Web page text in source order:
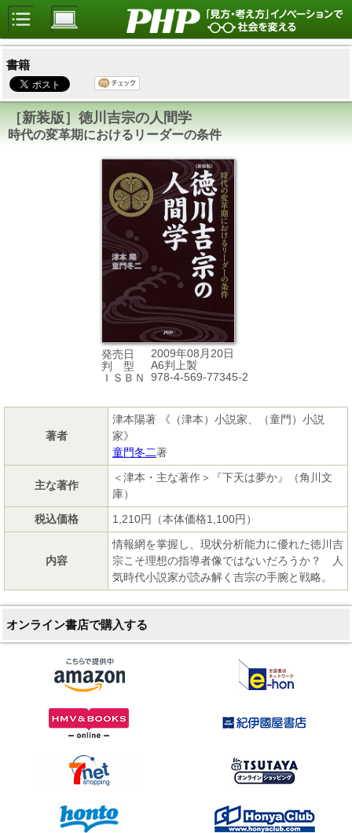
書籍
［新装版］徳川吉宗の人間学
時代の変革期におけるリーダーの条件
発売日
2009年08月20日
判 型
A6判上製
ＩＳＢＮ
978-4-569-77345-2
著者
津本陽著 《（津本）小説家、（童門）小説
家》
童門冬二著
主な著作
＜津本・主な著作＞『下天は夢か』（角川文
庫）
税込価格
1,210円（本体価格1,100円）
内容
情報網を掌握し、現状分析能力に優れた徳川吉
宗こそ理想の指導者像ではないだろうか？ 人
気時代小説家が読み解く吉宗の手腕と戦略。
オンライン書店で購入する